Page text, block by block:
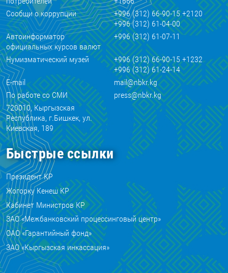
Сообщи о коррупции
+996 (312) 66-90-15 +2120
+996 (312) 61-04-00
Автоинформатор
официальных курсов валют
+996 (312) 61-07-11
Нумизматический музей
+996 (312) 66-90-15 +1232
+996 (312) 61-24-14
E-mail
mail@nbkr.kg
По работе со СМИ
press@nbkr.kg
720010, Кыргызская
Республика, г.Бишкек, ул.
Киевская, 189
Быстрые ссылки
Президент КР
Жогорку Кенеш КР
Кабинет Министров КР
ЗАО «Межбанковский процессинговый центр»
ОАО «Гарантийный фонд»
ЗАО «Кыргызская инкассация»